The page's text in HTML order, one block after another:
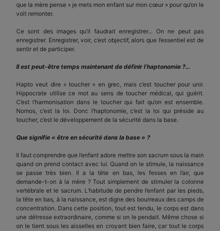
que la mère pense « je mets mon enfant sur mon cœur » pour qu’on le
voit remonter.
Ce sont des images qu’il faudrait enregistrer… On ne peut pas
enregistrer. Enregistrer, voir, c’est objectif, alors que l’essentiel est de
sentir et de participer.
Il est peut-être temps maintenant de définir l’haptonomie ?…
Hapto veut dire « toucher » en grec, mais c’est toucher pour unir.
Hippocrate utilise ce mot au sens de toucher médical, qui guérit.
C’est l’harmonisation dans le toucher qui fait qu’on est ensemble.
Nomos, c’est la loi. Donc l’haptonomie, c’est la loi qui préside au
toucher, c’est le développement de la sécurité dans la base.
Que signifie « être en sécurité dans la base » ?
Il faut comprendre que l’enfant adore mettre son sacrum sous la main
quand on prend contact avec lui. Quand on le stimule, la naissance
se passe très bien. Il a la tête en bas, les fesses en l’air, que
demande-t-on à la mère ? Tout simplement de stimuler la colonne
vertébrale et le sacrum. L’habitude de pendre l’enfant par les pieds,
la tête en bas, à la naissance, est digne des bourreaux des camps de
concentration. Dans cette position, tout est tendu, le corps est dans
une détresse extraordinaire, comme si on le pendait. Même chose si
on le tient sous les aisselles en croyant bien faire, car tout le corps